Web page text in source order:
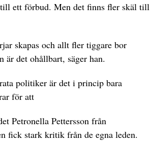
ett förbud. Men det finns fler skäl till
skapas och allt fler tiggare bor
är det ohållbart, säger han.
politiker är det i princip bara
för att
Petronella Pettersson från
fick stark kritik från de egna leden.